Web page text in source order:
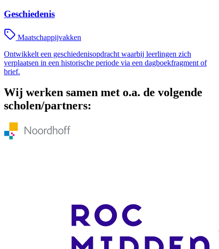
Geschiedenis
Maatschappijvakken
Ontwikkelt een geschiedenisopdracht waarbij leerlingen zich
verplaatsen in een historische periode via een dagboekfragment of
brief.
Wij werken samen met o.a. de volgende
scholen/partners: